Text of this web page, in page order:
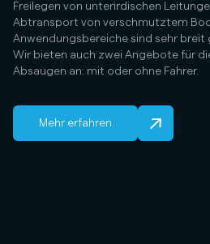
Freilegen von unterirdischen
Abtransport von verschmutztem
Anwendungsbereiche sind sehr breit
Wir bieten auch zwei Angebote für
Absaugen an: mit oder ohne Fahrer.
Mehr erfahren